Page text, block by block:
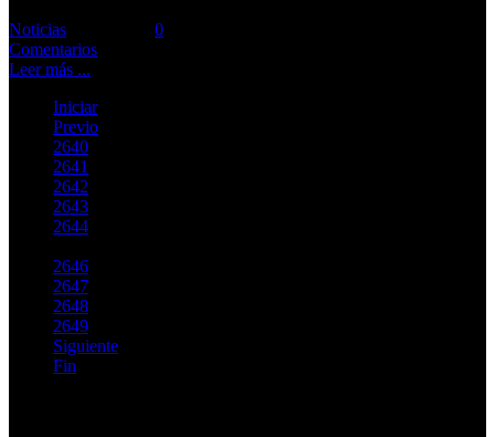
Noticias
0
Comentarios
Leer más ...
Iniciar
Previo
2640
2641
2642
2643
2644
2646
2647
2648
2649
Siguiente
Fin